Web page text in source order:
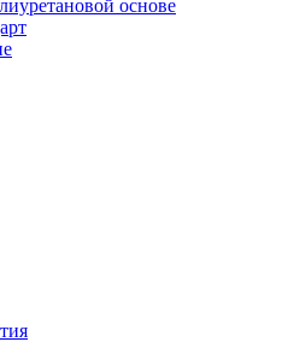
основе